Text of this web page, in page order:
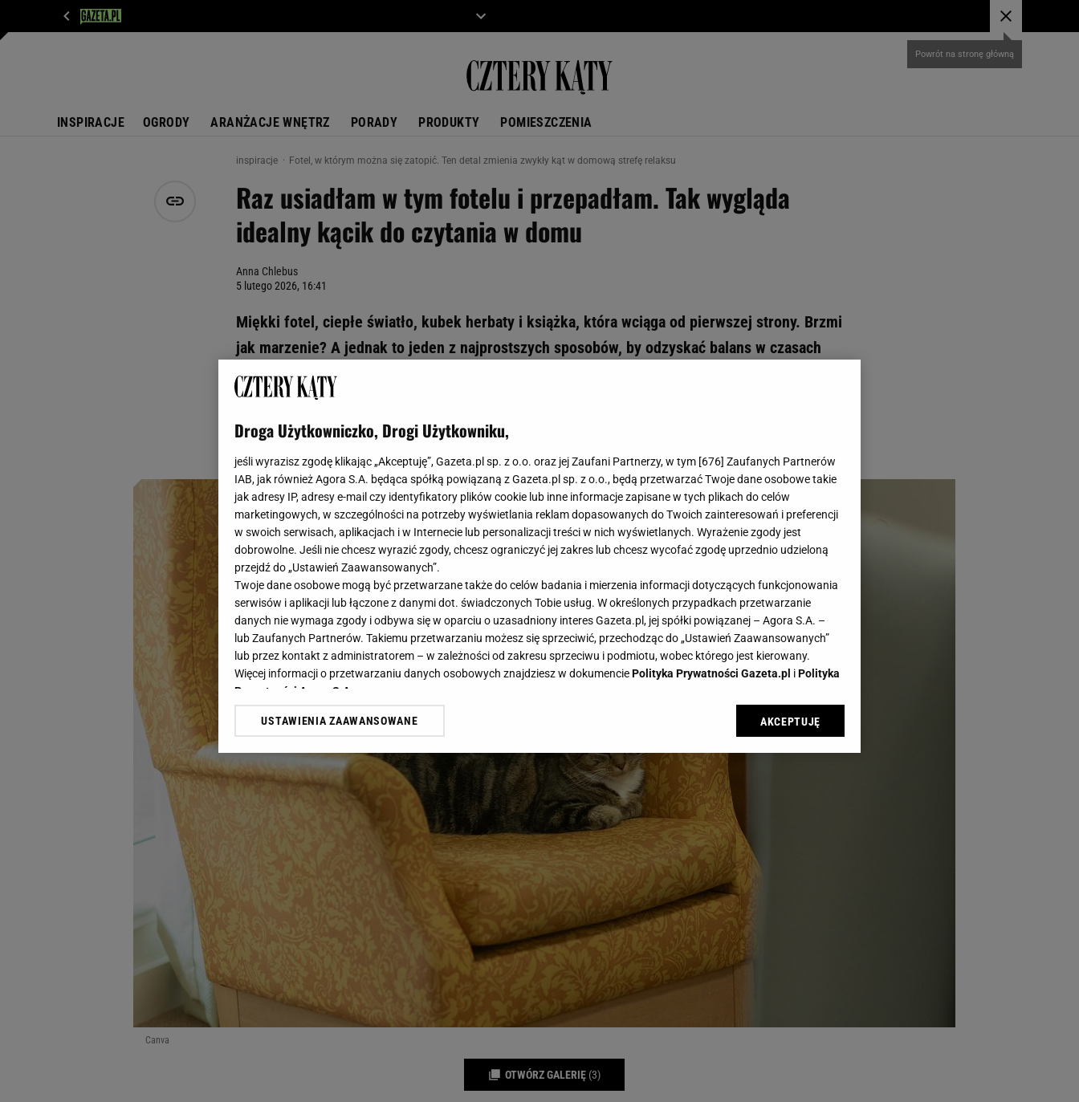
INSPIRACJE OGRODY ARANŻACJE WNĘTRZ PORADY PRODUKTY POMIESZCZENIA
inspiracje Fotel, w którym można się zatopić. Ten detal zmienia zwykły kąt w domową strefę relaksu
Raz usiadłam w tym fotelu i przepadłam. Tak wygląda
idealny kącik do czytania w domu
Anna Chlebus
5 lutego 2026, 16:41
Miękki fotel, ciepłe światło, kubek herbaty i książka, która wciąga od pierwszej strony. Brzmi
jak marzenie? A jednak to jeden z najprostszych sposobów, by odzyskać balans w czasach
pracy z zdalnej. Twoja przestrzeń prawdopodobnie pełni dziś zbyt wiele funkcji naraz - relaks
miesza się z obowiązkami, a odpoczynek traci swoją jakość. Czytelniczy kącik w domu pomaga
postawić wyraźną granicę między jednym a drugim światem. Jak go stworzyć? Wystarczy kilka
Canva
OTWÓRZ GALERIĘ (3)
Droga Użytkowniczko, Drogi Użytkowniku,
jeśli wyrazisz zgodę klikając „Akceptuję”, Gazeta.pl sp. z o.o. oraz jej Zaufani Partnerzy, w tym [676] Zaufanych Partnerów
IAB, jak również Agora S.A. będąca spółką powiązaną z Gazeta.pl sp. z o.o., będą przetwarzać Twoje dane osobowe takie
jak adresy IP, adresy e-mail czy identyfikatory plików cookie lub inne informacje zapisane w tych plikach do celów
marketingowych, w szczególności na potrzeby wyświetlania reklam dopasowanych do Twoich zainteresowań i preferencji
w swoich serwisach, aplikacjach i w Internecie lub personalizacji treści w nich wyświetlanych. Wyrażenie zgody jest
dobrowolne. Jeśli nie chcesz wyrazić zgody, chcesz ograniczyć jej zakres lub chcesz wycofać zgodę uprzednio udzieloną
przejdź do „Ustawień Zaawansowanych”.
Twoje dane osobowe mogą być przetwarzane także do celów badania i mierzenia informacji dotyczących funkcjonowania
serwisów i aplikacji lub łączone z danymi dot. świadczonych Tobie usług. W określonych przypadkach przetwarzanie
danych nie wymaga zgody i odbywa się w oparciu o uzasadniony interes Gazeta.pl, jej spółki powiązanej – Agora S.A. –
lub Zaufanych Partnerów. Takiemu przetwarzaniu możesz się sprzeciwić, przechodząc do „Ustawień Zaawansowanych”
lub przez kontakt z administratorem – w zależności od zakresu sprzeciwu i podmiotu, wobec którego jest kierowany.
Więcej informacji o przetwarzaniu danych osobowych znajdziesz w dokumenciePolityka Prywatności Gazeta.pl iPolityka
Prywatności Agora S.A.
Klikając „Akceptuję” wyrażasz też zgodę na zainstalowanie i przechowywanie plików cookie Gazeta.pl sp. z o.o., jej
dotyczące plików cookie, wywołując narzędzie do zarządzania twoimi preferencjami dot. przetwarzania danych poprzez
odnośnik „Ustawienia prywatności ” w stopce serwisu i przechodząc do „Ustawień Zaawansowanych”. Zmiana ustawień
plików cookie możliwa jest także za pomocą ustawień przeglądarki.
My, nasi Zaufani Partnerzy i Agora S.A. możemy przetwarzać dane osobowe w następujących celach:
Użycie dokładnych danych geolokalizacyjnych. Aktywne skanowanie charakterystyki urządzenia do celów identyfikacji.
Przechowywanie informacji na urządzeniu lub dostęp do nich. Spersonalizowane reklamy i treści, pomiar reklam i treści,
Lista Zaufanych Partnerów
USTAWIENIA ZAAWANSOWANE AKCEPTUJĘ